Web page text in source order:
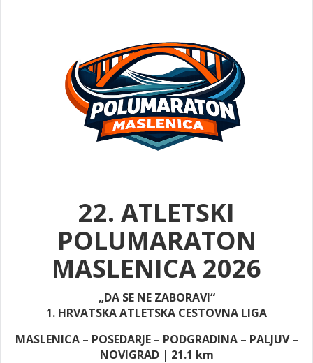
22. ATLETSKI
POLUMARATON
MASLENICA 2026
„DA SE NE ZABORAVI“
1. HRVATSKA ATLETSKA CESTOVNA LIGA
MASLENICA – POSEDARJE – PODGRADINA – PALJUV –
NOVIGRAD | 21.1 km